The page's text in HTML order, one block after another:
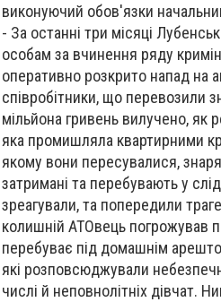
виконуючий обов'язки
- За останні три місяці
особам за вчинення ряду
оперативно розкрито напад на
співробітники, що перевозили
мільйона гривень вилучено, як
яка промишляла квартирними
якому вони пересувалися,
затримані та перебувають у
зреагували, та попередили
колишній АТОвець погрожував
перебуває під домашнім
які розповсюджували
числі й неповнолітніх дівчат.